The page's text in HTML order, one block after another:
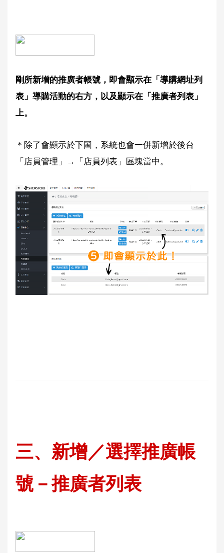
剛所新增的推廣者帳號，即會顯示在「導購網址列
表」導購活動的右方，以及顯示在「推廣者列表」
上。
＊除了會顯示於下圖，系統也會一併新增於後台
「店員管理」→「店員列表」區塊當中。
三、新增／選擇推廣帳
號－推廣者列表